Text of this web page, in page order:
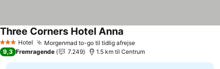
3 StjernerHotel Morgenmad to-go til tidlig afrejse
Three Corners Hotel Anna
9,3 Fremragende 7.249 1.5 km til Centrum